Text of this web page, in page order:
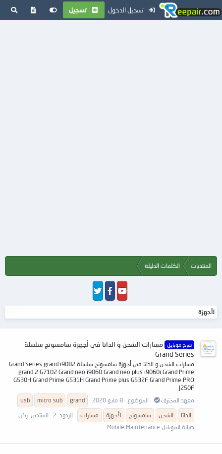
تسجيل الدخول تسجيل
المنتديات الكلمات الدليلة
لأجهزة
شرح موبايل
مسارات الشحن و الداتا في أجهزة سامسونج سلسلة
Grand Series
مسارات الشحن و الداتا في أجهزة سامسونج سلسلة Grand Series grand i9082
grand 2 G7102 Grand neo i9060 Grand neo plus i9060i Grand Prime
G530H Grand Prime G531H Grand Prime plus G532F Grand Prime PRO
J250F
معهد المحترف
الموضوع 8 مايو 2020 grand
micro sub
usb
الداتا
الشحن سامسونج لأجهزة مسارات الردود: 2 المنتدى: ركن
صيانة الموبايل Mobile Maintenance